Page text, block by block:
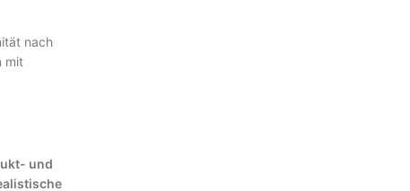
nach
mit
und